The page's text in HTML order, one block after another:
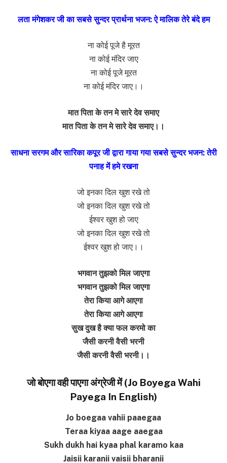
लता मंगेशकर जी का सबसे सुन्दर प्रार्थना भजन: ऐ मालिक तेरे बंदे हम
ना कोई पूजे है मूरत
ना कोई मंदिर जाए
ना कोई पूजे मूरत
ना कोई मंदिर जाए।।
मात पिता के तन मे सारे देव समाए
मात पिता के तन मे सारे देव समाए।।
साधना सरगम और सारिका कपूर जी द्वारा गाया गया सबसे सुन्दर भजन: तेरी
पनाह में हमे रखना
जो इनका दिल खुश रखे तो
जो इनका दिल खुश रखे तो
ईश्वर खुश हो जाए
जो इनका दिल खुश रखे तो
ईश्वर खुश हो जाए।।
भगवान तुझको मिल जाएगा
भगवान तुझको मिल जाएगा
तेरा किया आगे आएगा
तेरा किया आगे आएगा
सुख दुख है क्या फल करमो का
जैसी करनी वैसी भरनी
जैसी करनी वैसी भरनी।।
जो बोएगा वही पाएगा अंग्रेजी में (Jo Boyega Wahi
Payega In English)
Jo boegaa vahii paaegaa
Teraa kiyaa aage aaegaa
Sukh dukh hai kyaa phal karamo kaa
Jaisii karanii vaisii bharanii